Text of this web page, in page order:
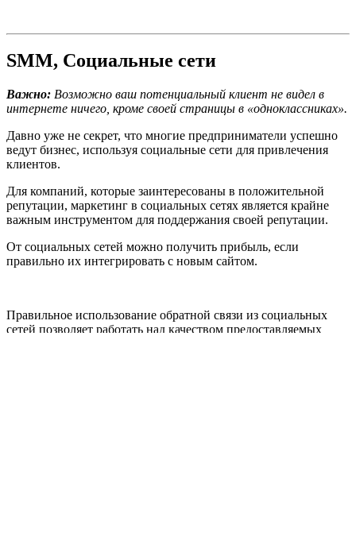
SMM, Социальные сети
Важно: Возможно ваш потенциальный клиент не видел в
интернете ничего, кроме своей страницы в «одноклассниках».
Давно уже не секрет, что многие предприниматели успешно
ведут бизнес, используя социальные сети для привлечения
клиентов.
Для компаний, которые заинтересованы в положительной
репутации, маркетинг в социальных сетях является крайне
важным инструментом для поддержания своей репутации.
От социальных сетей можно получить прибыль, если
правильно их интегрировать с новым сайтом.
Правильное использование обратной связи из социальных
сетей позволяет работать над качеством предоставляемых